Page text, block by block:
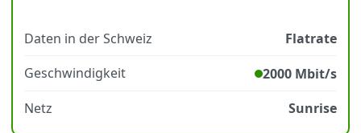
Daten in der Schweiz
Flatrate
Geschwindigkeit
2000 Mbit/s
Netz
Sunrise